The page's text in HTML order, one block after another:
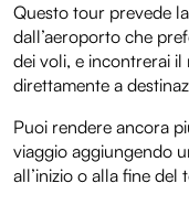
Questo tour prevede
dall’aeroporto che
dei voli, e incontrerai
direttamente a
Puoi rendere ancora
viaggio aggiungendo
all’inizio o alla fine del